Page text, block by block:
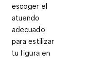
escoger el
atuendo
adecuado
para estilizar
tu figura en